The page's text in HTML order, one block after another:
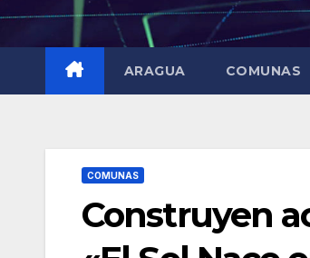
ARAGUA COMUNAS
COMUNAS
Construyen